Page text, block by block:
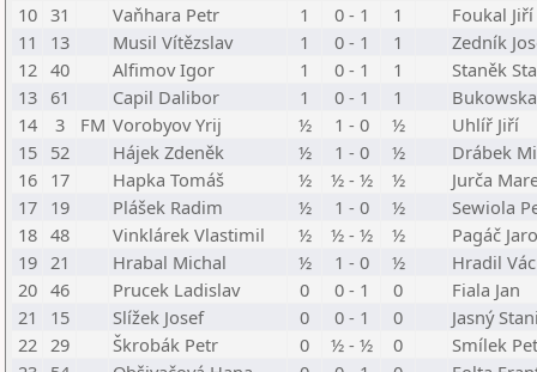
10 31 Vaňhara Petr 1 0 - 1 1
Foukal Jiří
11
13 Musil Vítězslav 1 0 - 1 1
Zedník
12 40 Alfimov Igor 1 0 - 1 1
Staněk
13 61 Capil Dalibor 1 0 - 1 1
14
3 FM Vorobyov Yrij ½ 1 - 0 ½
Uhlíř Jiří
15 52 Hájek Zdeněk ½ 1 - 0 ½
Drábek
16 17 Hapka Tomáš ½ ½ - ½ ½
Jurča
17 19 Plášek Radim ½ 1 - 0 ½
Sewiola
18 48 Vinklárek Vlastimil ½ ½ - ½ ½
Pagáč
19 21 Hrabal Michal ½ 1 - 0 ½
Hradil
20 46 Prucek Ladislav 0 0 - 1 0
Fiala Jan
21
15 Slížek Josef 0 0 - 1 0
Jasný
22 29 Škrobák Petr 0 ½ - ½ 0
Smílek